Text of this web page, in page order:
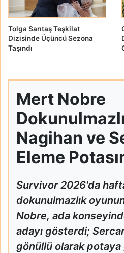
Tolga Sarıtaş Teşkilat
Dizisinde Üçüncü Sezona
Taşındı
Mert Nobre
Nagihan ve
Eleme
Survivor 2026'da
dokunulmazlık
Nobre, ada
adayı gösterdi;
gönüllü olarak potaya